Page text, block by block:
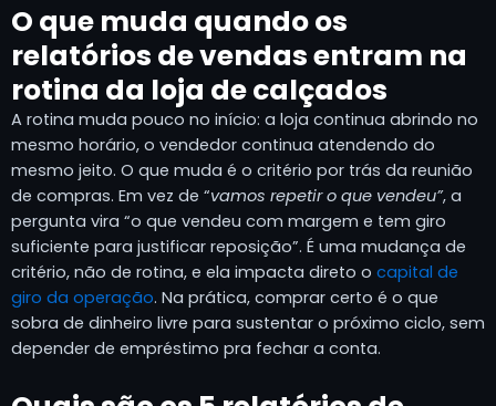
O que muda quando os
relatórios de vendas entram na
rotina da loja de calçados
A rotina muda pouco no início: a loja continua abrindo no
mesmo horário, o vendedor continua atendendo do
mesmo jeito. O que muda é o critério por trás da reunião
de compras. Em vez de “vamos repetir o que vendeu”, a
pergunta vira “o que vendeu com margem e tem giro
suficiente para justificar reposição”. É uma mudança de
critério, não de rotina, e ela impacta direto o capital de
giro da operação. Na prática, comprar certo é o que
sobra de dinheiro livre para sustentar o próximo ciclo, sem
depender de empréstimo pra fechar a conta.